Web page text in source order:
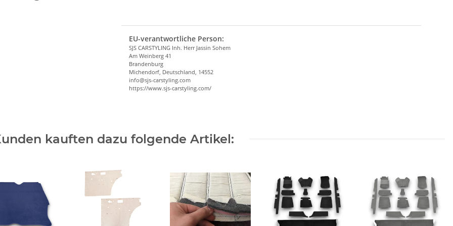
EU-verantwortliche Person:
SJS CARSTYLING Inh. Herr Jassin Sohem
Am Weinberg 41
Brandenburg
Michendorf, Deutschland, 14552
info@sjs-carstyling.com
https://www.sjs-carstyling.com/
kauften dazu folgende Artikel: